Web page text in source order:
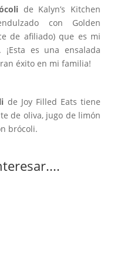
de Kalyn’s Kitchen
con Golden
de afiliado) que es mi
es una ensalada
éxito en mi familia!
de Joy Filled Eats tiene
de oliva, jugo de limón
brócoli.